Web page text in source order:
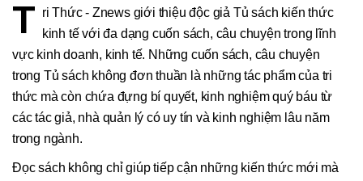
T ri Thức - Znews giới thiệu độc giả Tủ sách kiến thức
kinh tế với đa dạng cuốn sách, câu chuyện trong lĩnh
vực kinh doanh, kinh tế. Những cuốn sách, câu chuyện
trong Tủ sách không đơn thuần là những tác phẩm của tri
thức mà còn chứa đựng bí quyết, kinh nghiệm quý báu từ
các tác giả, nhà quản lý có uy tín và kinh nghiệm lâu năm
trong ngành.
Đọc sách không chỉ giúp tiếp cận những kiến thức mới mà